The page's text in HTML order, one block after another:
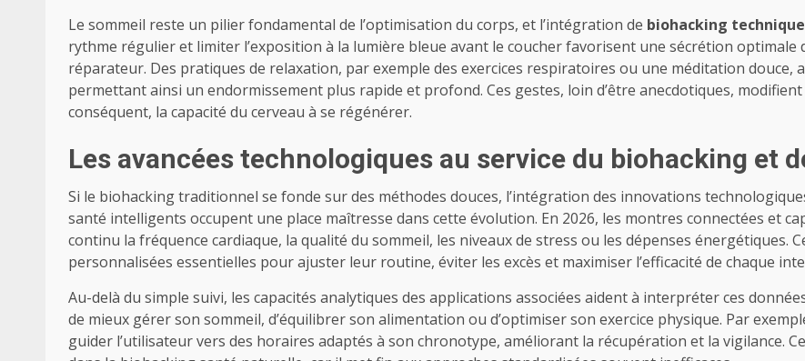
Le sommeil reste un pilier fondamental de l’optimisation du corps, et l’intégration de biohacking
rythme régulier et limiter l’exposition à la lumière bleue avant le coucher favorisent une sécrétion optimale
réparateur. Des pratiques de relaxation, par exemple des exercices respiratoires ou une méditation douce,
permettant ainsi un endormissement plus rapide et profond. Ces gestes, loin d’être anecdotiques,
conséquent, la capacité du cerveau à se régénérer.
Les avancées technologiques au service du biohacking et
Si le biohacking traditionnel se fonde sur des méthodes douces, l’intégration des innovations
santé intelligents occupent une place maîtresse dans cette évolution. En 2026, les montres connectées et
continu la fréquence cardiaque, la qualité du sommeil, les niveaux de stress ou les dépenses énergétiques.
personnalisées essentielles pour ajuster leur routine, éviter les excès et maximiser l’efficacité de chaque
Au-delà du simple suivi, les capacités analytiques des applications associées aident à interpréter ces
de mieux gérer son sommeil, d’équilibrer son alimentation ou d’optimiser son exercice physique. Par
guider l’utilisateur vers des horaires adaptés à son chronotype, améliorant la récupération et la vigilance.